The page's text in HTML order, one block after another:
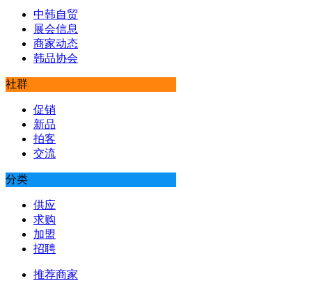
中韩自贸
展会信息
商家动态
韩品协会
社群
促销
新品
拍客
交流
分类
供应
求购
加盟
招聘
推荐商家